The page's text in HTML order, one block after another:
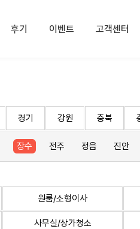
후기 이벤트 고객센터
경기 강원 충북
장수 전주 정읍 진안
원룸/소형이사
사무실/상가청소